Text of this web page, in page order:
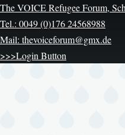
The VOICE Refugee Forum,
Tel.: 0049 (0)176 24568988
Mail: thevoiceforum@gmx.de
>>>Login Button